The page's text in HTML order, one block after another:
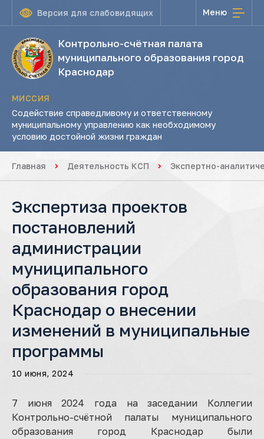
Версия для слабовидящих Меню
Контрольно-счётная палата
муниципального образования город
Краснодар
МИССИЯ
Содействие справедливому и ответственному
муниципальному управлению как необходимому
условию достойной жизни граждан
Главная Деятельность КСП Экспертно-
Экспертиза проектов
постановлений
администрации
муниципального
образования город
Краснодар о внесении
изменений в муниципальные
программы
10 июня, 2024
7 июня 2024 года на заседании Коллегии
Контрольно-счётной палаты муниципального
образования город Краснодар были